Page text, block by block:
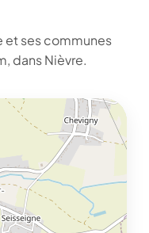
et ses communes
dans Nièvre.